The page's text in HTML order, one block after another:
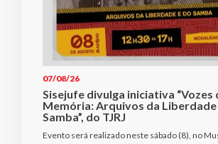
07/08/26
Sisejufe divulga iniciativa “Vozes
Memória: Arquivos da Liberdade
Samba”, do TJRJ
Evento será realizado neste sábado (8), no